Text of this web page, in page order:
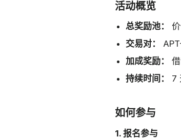
活动概览
总奖励池：
交易对：
加成奖励：
持续时间：
7
如何参与
1. 报名参与